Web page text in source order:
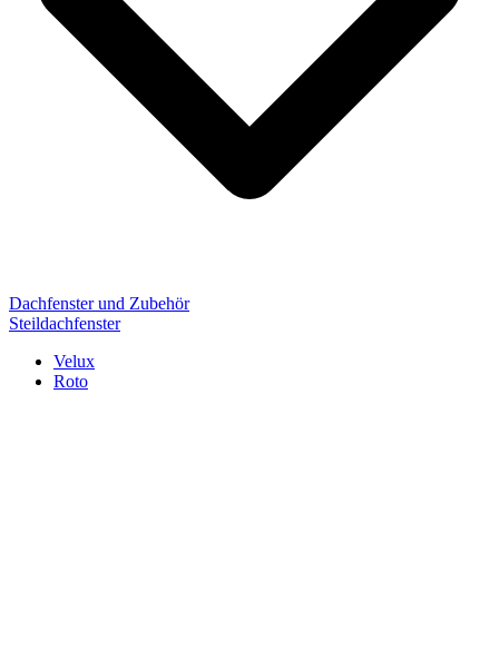
Dachfenster und Zubehör
Steildachfenster
Velux
Roto